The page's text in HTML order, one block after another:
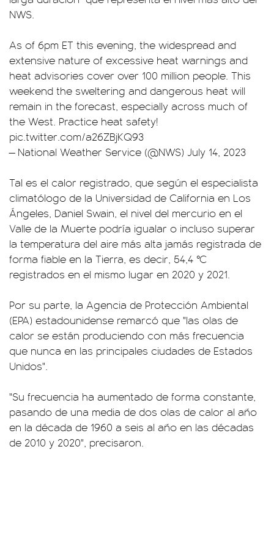
NWS.
As of 6pm ET this evening, the widespread and
extensive nature of excessive heat warnings and
heat advisories cover over 100 million people. This
weekend the sweltering and dangerous heat will
remain in the forecast, especially across much of
the West. Practice heat safety!
pic.twitter.com/a26ZBjKQ93
— National Weather Service (@NWS) July 14, 2023
Tal es el calor registrado, que según el especialista
climatólogo de la Universidad de California en Los
Ángeles, Daniel Swain, el nivel del mercurio en el
Valle de la Muerte podría igualar o incluso superar
la temperatura del aire más alta jamás registrada de
forma fiable en la Tierra, es decir, 54,4 °C
registrados en el mismo lugar en 2020 y 2021.
Por su parte, la Agencia de Protección Ambiental
(EPA) estadounidense remarcó que "las olas de
calor se están produciendo con más frecuencia
que nunca en las principales ciudades de Estados
Unidos".
"Su frecuencia ha aumentado de forma constante,
pasando de una media de dos olas de calor al año
en la década de 1960 a seis al año en las décadas
de 2010 y 2020", precisaron.